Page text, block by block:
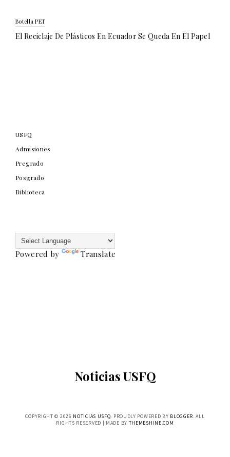
Botella PET
El Reciclaje De Plásticos En Ecuador Se Queda En El Papel
USFQ
Admisiones
Pregrado
Posgrado
Biblioteca
Powered by Translate
Noticias USFQ
COPYRIGHT © 2026 NOTICIAS USFQ. PROUDLY POWERED BY BLOGGER. ALL
RIGHTS RESERVED | MADE BY THEMESHINE.COM